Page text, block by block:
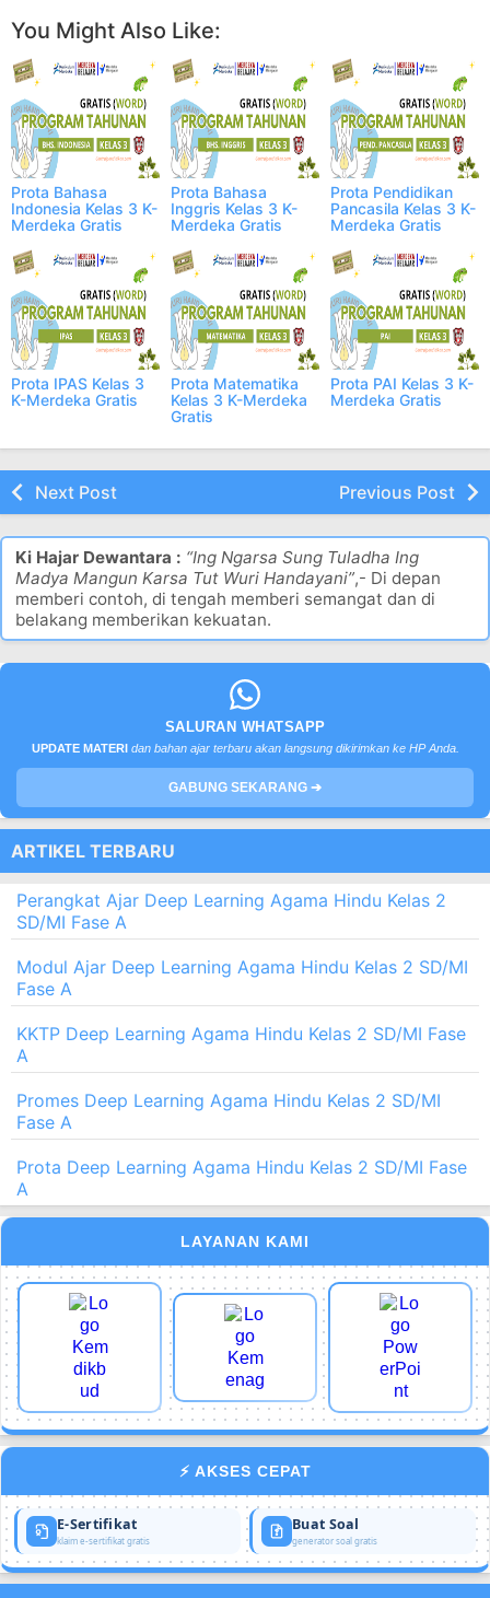
You Might Also Like:
Prota Bahasa
Indonesia Kelas 3 K-
Merdeka Gratis
Prota Bahasa
Inggris Kelas 3 K-
Merdeka Gratis
Prota Pendidikan
Pancasila Kelas 3 K-
Merdeka Gratis
Prota IPAS Kelas 3
K-Merdeka Gratis
Prota Matematika
Kelas 3 K-Merdeka
Gratis
Prota PAI Kelas 3 K-
Merdeka Gratis
Next Post Previous Post
Ki Hajar Dewantara : “Ing Ngarsa Sung Tuladha Ing
Madya Mangun Karsa Tut Wuri Handayani”,- Di depan
memberi contoh, di tengah memberi semangat dan di
belakang memberikan kekuatan.
SALURAN WHATSAPP
UPDATE MATERI dan bahan ajar terbaru akan langsung dikirimkan ke HP Anda.
GABUNG SEKARANG ➔
ARTIKEL TERBARU
Perangkat Ajar Deep Learning Agama Hindu Kelas 2
SD/MI Fase A
Modul Ajar Deep Learning Agama Hindu Kelas 2 SD/MI
Fase A
KKTP Deep Learning Agama Hindu Kelas 2 SD/MI Fase
A
Promes Deep Learning Agama Hindu Kelas 2 SD/MI
Fase A
Prota Deep Learning Agama Hindu Kelas 2 SD/MI Fase
A
LAYANAN KAMI
⚡ AKSES CEPAT
E-Sertifikat
klaim e-sertifikat gratis
Buat Soal
generator soal gratis